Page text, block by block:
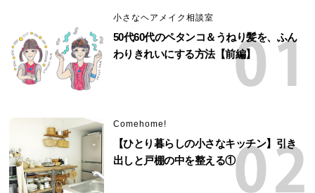
小さなヘアメイク相談室
50代60代のペタンコ＆うねり髪を、ふん
わりきれいにする方法【前編】
Comehome!
【ひとり暮らしの小さなキッチン】引き
出しと戸棚の中を整える①